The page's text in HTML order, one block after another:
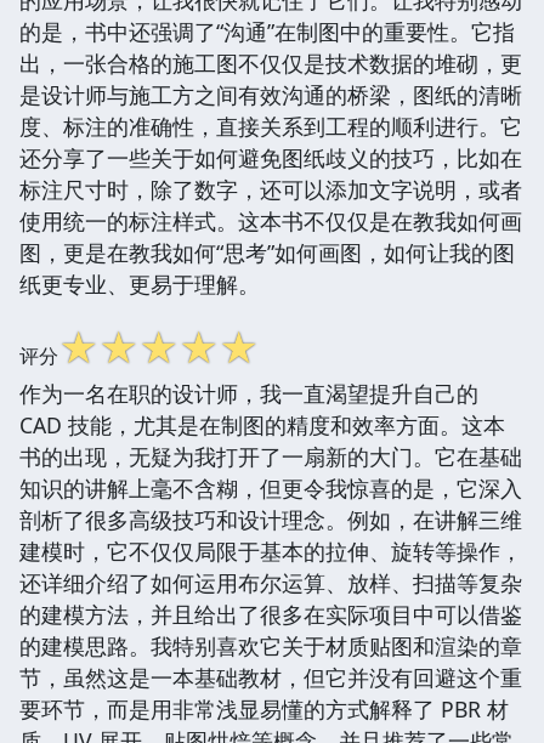
的是，书中还强调了“沟通”在制图中的重要性。它指
出，一张合格的施工图不仅仅是技术数据的堆砌，更
是设计师与施工方之间有效沟通的桥梁，图纸的清晰
度、标注的准确性，直接关系到工程的顺利进行。它
还分享了一些关于如何避免图纸歧义的技巧，比如在
标注尺寸时，除了数字，还可以添加文字说明，或者
使用统一的标注样式。这本书不仅仅是在教我如何画
图，更是在教我如何“思考”如何画图，如何让我的图
纸更专业、更易于理解。
评分☆☆☆☆☆
作为一名在职的设计师，我一直渴望提升自己的
CAD 技能，尤其是在制图的精度和效率方面。这本
书的出现，无疑为我打开了一扇新的大门。它在基础
知识的讲解上毫不含糊，但更令我惊喜的是，它深入
剖析了很多高级技巧和设计理念。例如，在讲解三维
建模时，它不仅仅局限于基本的拉伸、旋转等操作，
还详细介绍了如何运用布尔运算、放样、扫描等复杂
的建模方法，并且给出了很多在实际项目中可以借鉴
的建模思路。我特别喜欢它关于材质贴图和渲染的章
节，虽然这是一本基础教材，但它并没有回避这个重
要环节，而是用非常浅显易懂的方式解释了 PBR 材